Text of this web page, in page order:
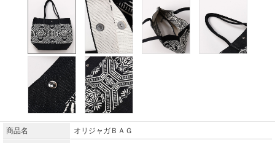
商品名
オリジャガＢＡＧ